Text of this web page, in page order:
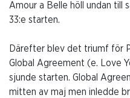
Amour a Belle höll undan till
33:e starten.
Därefter blev det triumf för
Global Agreement (e. Love
sjunde starten. Global
mitten av maj men inledde